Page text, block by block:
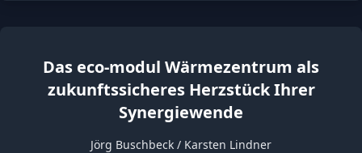
Das eco-modul Wärmezentrum als
zukunftssicheres Herzstück Ihrer
Synergiewende
Jörg Buschbeck / Karsten Lindner